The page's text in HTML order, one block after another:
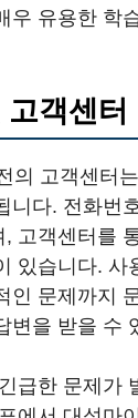
우 유용한 학
객센터
의 고객센터
니다. 전화번
고객센터를
있습니다. 사
인 문제까지
변을 받을 수
급한 문제가